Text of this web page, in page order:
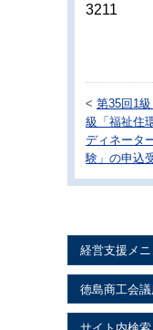
3211
<第35回1
級「福祉住
ディネータ
験」の申込
経営支援メニ
徳島商工会